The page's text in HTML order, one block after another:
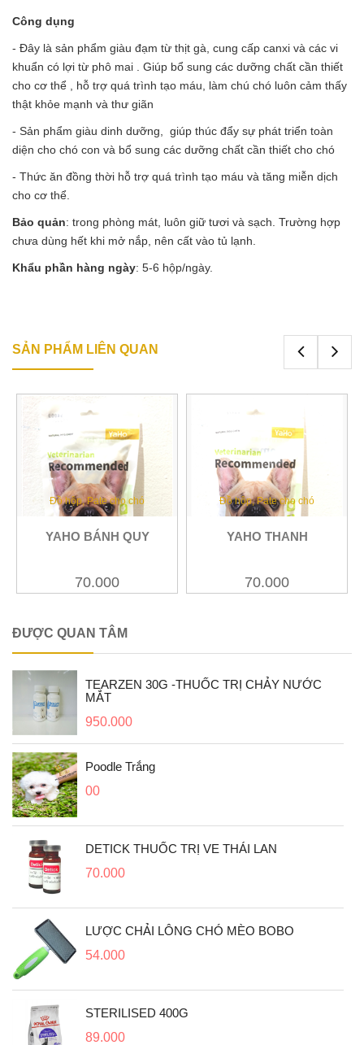
Công dụng
- Đây là sản phẩm giàu đạm từ thịt gà, cung cấp canxi và các vi
khuẩn có lợi từ phô mai . Giúp bổ sung các dưỡng chất cần thiết
cho cơ thể , hỗ trợ quá trình tạo máu, làm chú chó luôn cảm thấy
thật khỏe mạnh và thư giãn
- Sản phẩm giàu dinh dưỡng, giúp thúc đẩy sự phát triển toàn
diện cho chó con và bổ sung các dưỡng chất cần thiết cho chó
- Thức ăn đồng thời hỗ trợ quá trình tạo máu và tăng miễn dịch
cho cơ thể.
Bảo quản: trong phòng mát, luôn giữ tươi và sạch. Trường hợp
chưa dùng hết khi mở nắp, nên cất vào tủ lạnh.
Khẩu phần hàng ngày: 5-6 hộp/ngày.
SẢN PHẨM LIÊN QUAN
Xem
YAHO BÁNH QUY
Đồ hộp, Pate cho chó
70.000
Xem
YAHO THANH
Đồ hộp, Pate cho chó
70.000
ĐƯỢC QUAN TÂM
TEARZEN 30G -THUỐC TRỊ CHẢY NƯỚC
MẮT
950.000
Poodle Trắng
00
DETICK THUỐC TRỊ VE THÁI LAN
70.000
LƯỢC CHẢI LÔNG CHÓ MÈO BOBO
54.000
STERILISED 400G
89.000